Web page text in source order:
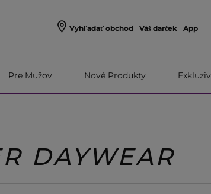
Vyhľadať obchod Váš darček App
Pre Mužov Nové Produkty
DAYWEAR